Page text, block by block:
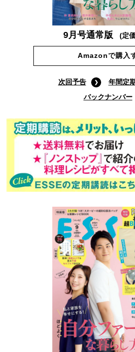
9月号通常版 (定
Amazonで購入
次回予告
年間定
バックナンバー